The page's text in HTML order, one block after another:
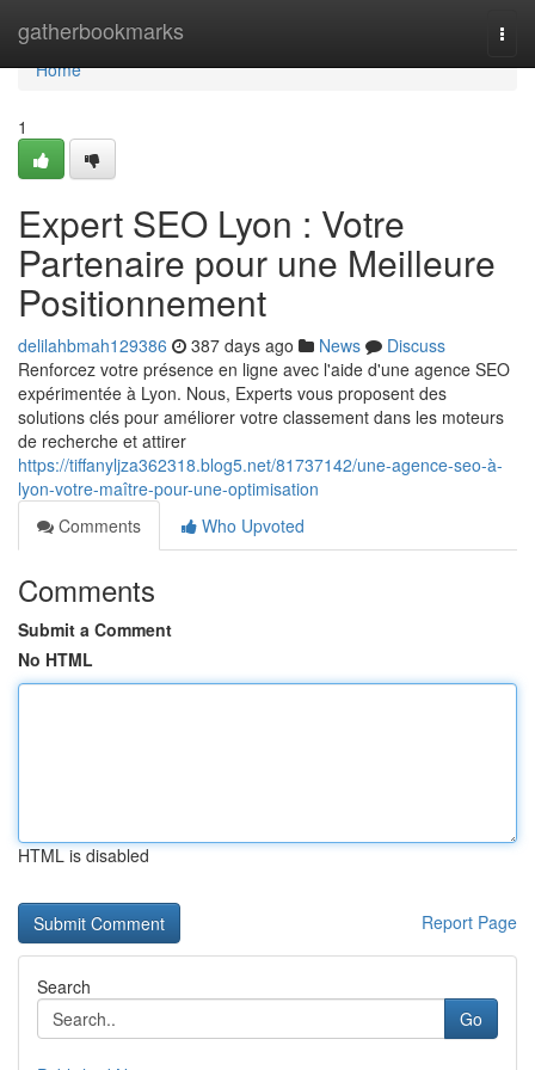
gatherbookmarks
Home
Home
1
Expert SEO Lyon : Votre
Partenaire pour une Meilleure
Positionnement
delilahbmah129386 387 days ago News
Discuss
Renforcez votre présence en ligne avec l'aide d'une agence SEO
expérimentée à Lyon. Nous, Experts vous proposent des
solutions clés pour améliorer votre classement dans les moteurs
de recherche et attirer
https://tiffanyljza362318.blog5.net/81737142/une-agence-seo-à-
lyon-votre-maître-pour-une-optimisation
Comments
Who Upvoted
Comments
Submit a Comment
No HTML
HTML is disabled
Report Page
Search
Go